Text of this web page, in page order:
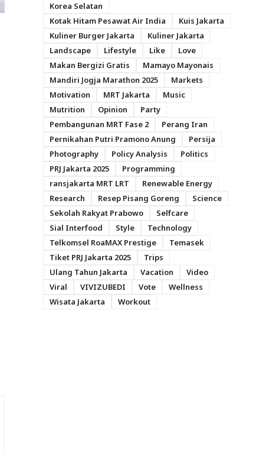
Korea Selatan
Kotak Hitam Pesawat Air India
Kuis Jakarta
Kuliner Burger Jakarta
Kuliner Jakarta
Landscape
Lifestyle Like
Love
Makan Bergizi Gratis
Mamayo Mayonais
Mandiri Jogja Marathon 2025
Markets
Motivation
MRT Jakarta
Music
Mutrition
Opinion
Party
Pembangunan MRT Fase 2
Perang Iran
Pernikahan Putri Pramono Anung
Persija
Photography
Policy Analysis
Politics
PRJ Jakarta 2025
Programming
ransjakarta MRT LRT
Renewable Energy
Research
Resep Pisang Goreng
Science
Sekolah Rakyat Prabowo
Selfcare
Sial Interfood
Style
Technology
Telkomsel RoaMAX Prestige
Temasek
Tiket PRJ Jakarta 2025
Trips
Ulang Tahun Jakarta
Vacation
Video
Viral
VIVIZUBEDI Vote
Wellness
Wisata Jakarta
Workout